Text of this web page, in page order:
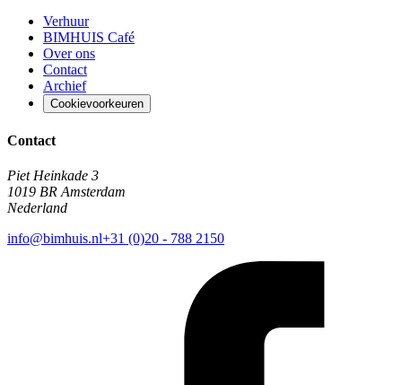
Verhuur
BIMHUIS Café
Over ons
Contact
Archief
Cookievoorkeuren
Contact
Piet Heinkade 3
1019 BR Amsterdam
Nederland
info@bimhuis.nl+31 (0)20 - 788 2150